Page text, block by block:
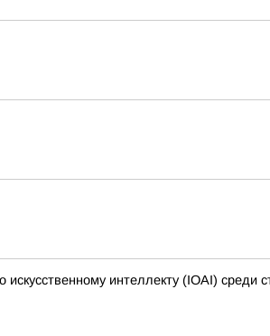
интеллекту (IOAI) среди